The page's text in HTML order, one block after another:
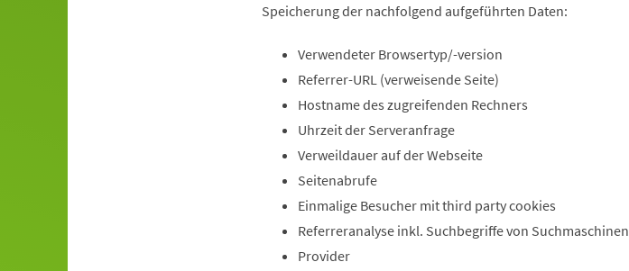
Speicherung der nachfolgend aufgeführten Daten:
Verwendeter Browsertyp/-version
Referrer-URL (verweisende Seite)
Hostname des zugreifenden Rechners
Uhrzeit der Serveranfrage
Verweildauer auf der Webseite
Seitenabrufe
Einmalige Besucher mit third party cookies
Referreranalyse inkl. Suchbegriffe von Suchmaschinen
Provider